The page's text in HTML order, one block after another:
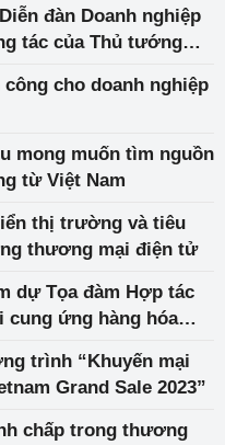
đàn Doanh nghiệp
tác của Thủ tướng
cho doanh nghiệp
mong muốn tìm nguồn
từ Việt Nam
thị trường và tiêu
thương mại điện tử
dự Tọa đàm Hợp tác
cung ứng hàng hóa
trình “Khuyến mại
Grand Sale 2023”
chấp trong thương